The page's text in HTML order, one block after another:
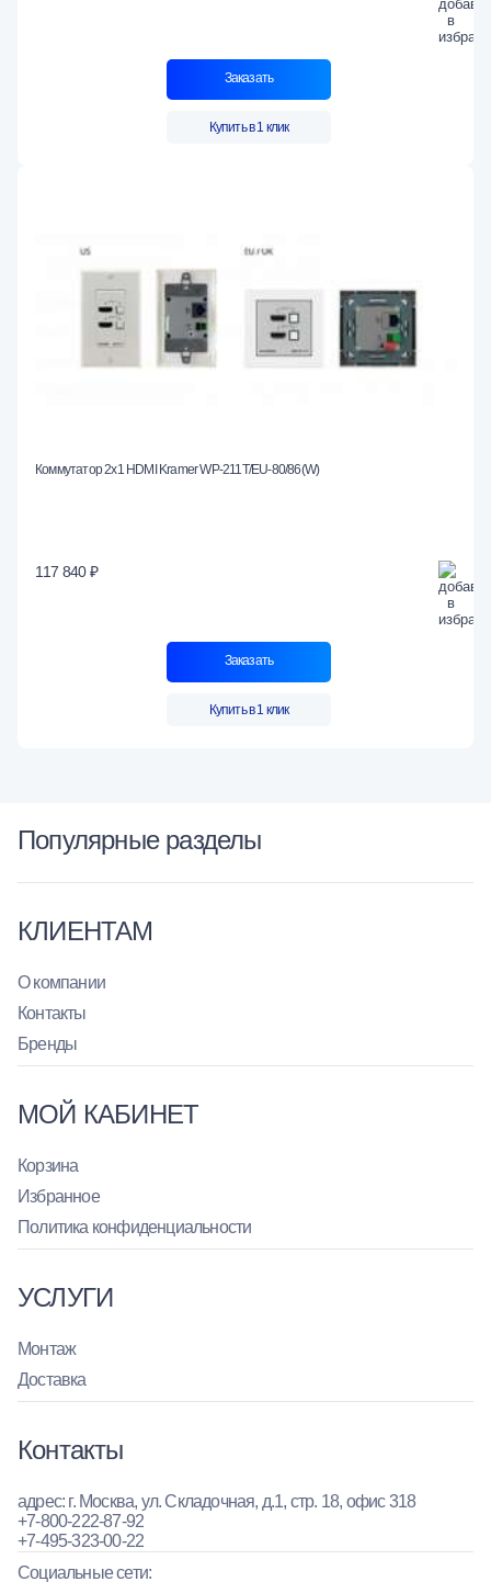
Заказать
Купить в 1 клик
Коммутатор 2х1 HDMI Kramer WP-211T/EU-80/86(W)
117 840 ₽
Заказать
Купить в 1 клик
Популярные разделы
КЛИЕНТАМ
О компании
Контакты
Бренды
МОЙ КАБИНЕТ
Корзина
Избранное
Политика конфиденциальности
УСЛУГИ
Монтаж
Доставка
Контакты
адрес: г. Москва, ул. Складочная, д.1, стр. 18, офис 318
+7-800-222-87-92
+7-495-323-00-22
Социальные сети: